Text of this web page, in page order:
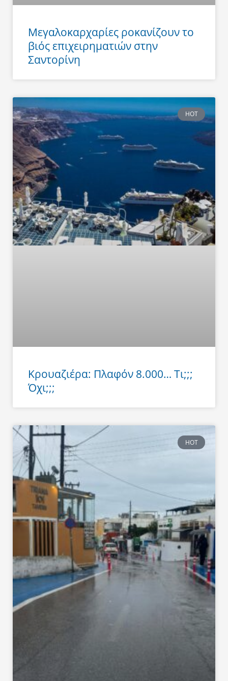
Μεγαλοκαρχαρίες ροκανίζουν το
βιός επιχειρηματιών στην
Σαντορίνη
HOT
Κρουαζιέρα: Πλαφόν 8.000… Τι;;;
Όχι;;;
HOT